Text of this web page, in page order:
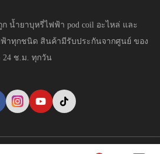
น้ำยาบุหรี่ไฟฟ้า pod coil อะไหล่ และ
าทุกชนิด สินค้ามีรับประกันจากศูนย์ ของ
24 ช.ม. ทุกวัน